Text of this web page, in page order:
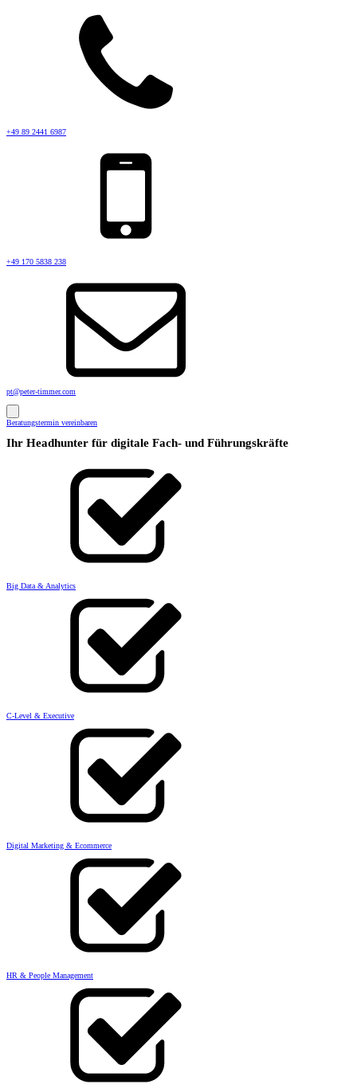
+49 89 2441 6987
+49 170 5838 238
pt@peter-timmer.com
Beratungstermin vereinbaren
Ihr Headhunter für digitale Fach- und Führungskräfte
Big Data & Analytics
C-Level & Executive
Digital Marketing & Ecommerce
HR & People Management